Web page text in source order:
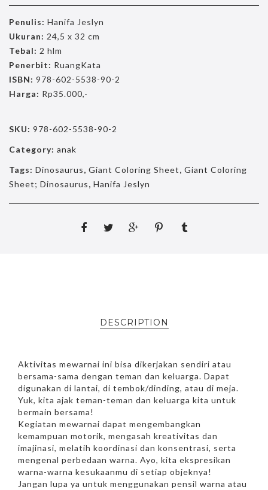
Penulis: Hanifa Jeslyn
Ukuran: 24,5 x 32 cm
Tebal: 2 hlm
Penerbit: RuangKata
ISBN: 978-602-5538-90-2
Harga: Rp35.000,-
SKU: 978-602-5538-90-2
Category: anak
Tags: Dinosaurus, Giant Coloring Sheet, Giant Coloring
Sheet; Dinosaurus, Hanifa Jeslyn
DESCRIPTION
Aktivitas mewarnai ini bisa dikerjakan sendiri atau
bersama-sama dengan teman dan keluarga. Dapat
digunakan di lantai, di tembok/dinding, atau di meja.
Yuk, kita ajak teman-teman dan keluarga kita untuk
bermain bersama!
Kegiatan mewarnai dapat mengembangkan
kemampuan motorik, mengasah kreativitas dan
imajinasi, melatih koordinasi dan konsentrasi, serta
mengenal perbedaan warna. Ayo, kita ekspresikan
warna-warna kesukaanmu di setiap objeknya!
Jangan lupa ya untuk menggunakan pensil warna atau